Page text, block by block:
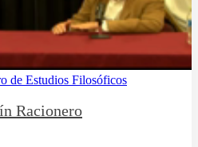
de Estudios Filosóficos
Racionero